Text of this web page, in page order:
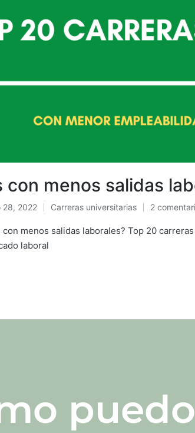
con menos salidas
28, 2022 Carreras universitarias 2
menos salidas laborales? Top 20
laboral